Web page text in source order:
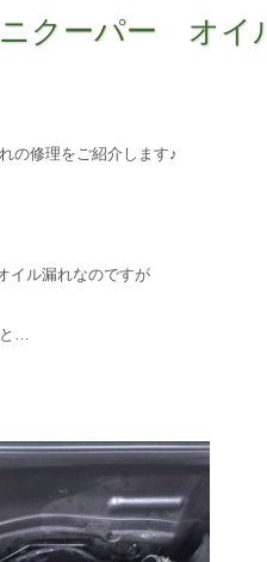
クーパー オイ
の修理をご紹介します♪
イル漏れなのですが
と…